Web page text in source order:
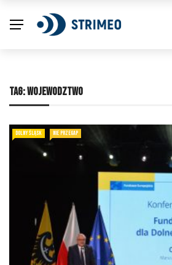
TAG:WOJEWODZTWO
DOLNY ŚLĄSK NIE PRZEGAP